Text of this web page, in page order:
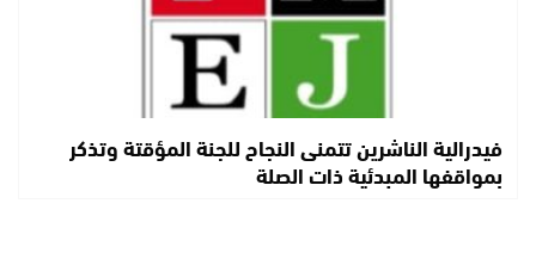
فيدرالية الناشرين تتمنى النجاح للجنة المؤقتة وتذكر
بمواقفها المبدئية ذات الصلة